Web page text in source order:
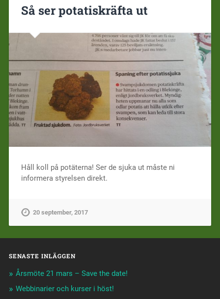
Så ser potatiskräfta ut
Håll koll på potäterna! Ser de sjuka ut måste ni
informera styrelsen direkt.
20 september, 2017
SENASTE INLÄGGEN
Årsmöte 21 mars – Save the date!
Webbinarier och kurser i höst!